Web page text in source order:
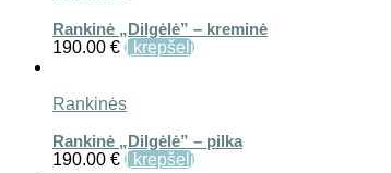
Rankinė „Dilgėlė” – kreminė
190.00 € Į krepšelį
Rankinės
Rankinė „Dilgėlė” – pilka
190.00 € Į krepšelį